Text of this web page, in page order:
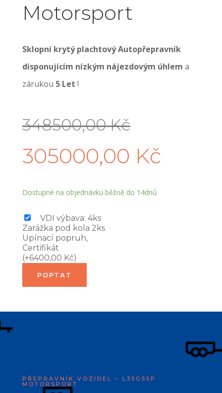
Motorsport
Sklopní krytý plachtový Autopřepravník
disponujícím nízkým nájezdovým úhlem a
zárukou 5 Let !
348500,00Kč
305000,00 Kč
Dostupné na objednávku běžně do 14dnů
VDI výbava: 4ks
Zarážka pod kola 2ks
Upínací popruh,
Certifikát
(+6400,00 Kč)
POPTAT
PŘEPRAVNÍK VOZIDEL – L35G55P
MOTORSPORT